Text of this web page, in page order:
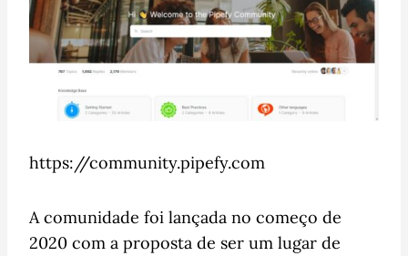
https://community.pipefy.com
A comunidade foi lançada no começo de
2020 com a proposta de ser um lugar de